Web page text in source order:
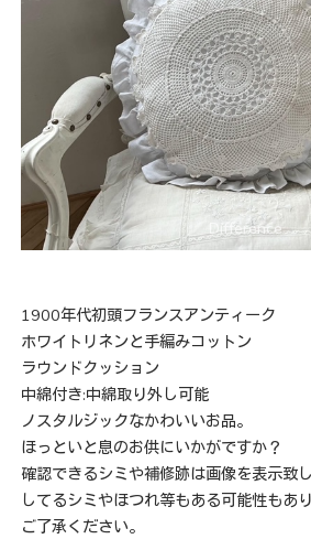
1900年代初頭フランスアンティーク
ホワイトリネンと手編みコットン
ラウンドクッション
中綿付き:中綿取り外し可能
ノスタルジックなかわいいお品。
ほっといと息のお供にいかがですか？
確認できるシミや補修跡は画像を表示致
してるシミやほつれ等もある可能性もあり
ご了承ください。